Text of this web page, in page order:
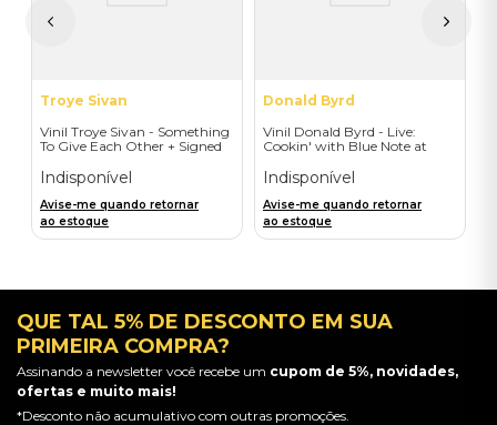
Troye Sivan
Vinil Troye Sivan - Something
To Give Each Other + Signed
Indisponível
Avise-me quando retornar
ao estoque
Donald Byrd
Vinil Donald Byrd - Live:
Cookin' with Blue Note at
Indisponível
Avise-me quando retornar
ao estoque
QUE TAL 5% DE DESCONTO EM SUA
PRIMEIRA COMPRA?
Assinando a newsletter você recebe um cupom de 5%, novidades,
ofertas e muito mais!
*Desconto não acumulativo com outras promoções.